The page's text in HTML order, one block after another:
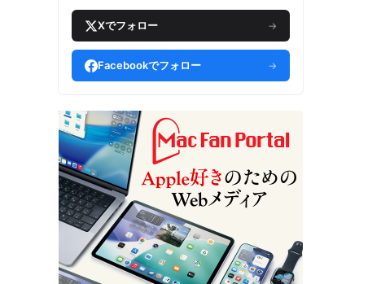
Xでフォロー →
Facebookでフォロー →